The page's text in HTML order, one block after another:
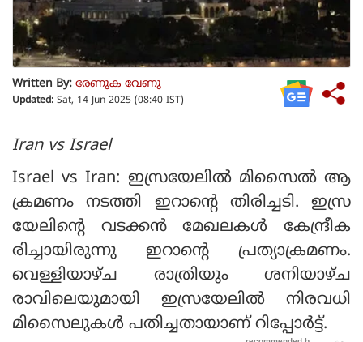
Written By: രേണുക വേണു
Updated: Sat, 14 Jun 2025 (08:40 IST)
Iran vs Israel
Israel vs Iran: ഇസ്രയേലില്‍ മിസൈല്‍ ആ
ക്രമണം നടത്തി ഇറാന്റെ തിരിച്ചടി. ഇസ്ര
യേലിന്റെ വടക്കന്‍ മേഖലകള്‍ കേന്ദ്രീക
രിച്ചായിരുന്നു ഇറാന്റെ പ്രത്യാക്രമണം.
വെള്ളിയാഴ്ച രാത്രിയും ശനിയാഴ്ച
രാവിലെയുമായി ഇസ്രയേലില്‍ നിരവധി
മിസൈലുകള്‍ പതിച്ചതായാണ് റിപ്പോര്‍ട്ട്.